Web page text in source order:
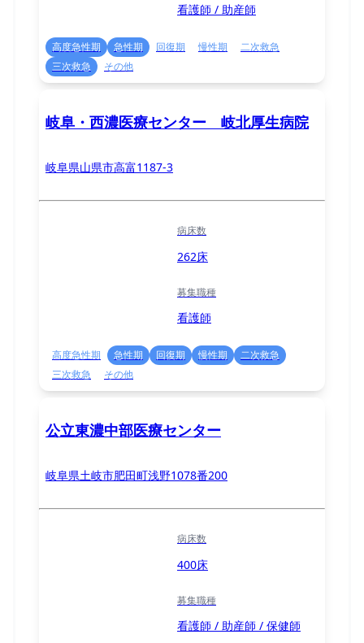
看護師 / 助産師
高度急性期 急性期 回復期 慢性期
二次救急
三次救急
その他
岐阜・西濃医療センター 岐北厚生病院
岐阜県山県市高富1187-3
病床数
262床
募集職種
看護師
高度急性期 急性期 回復期 慢性期
二次救急
三次救急
その他
公立東濃中部医療センター
岐阜県土岐市肥田町浅野1078番200
病床数
400床
募集職種
看護師 / 助産師 / 保健師